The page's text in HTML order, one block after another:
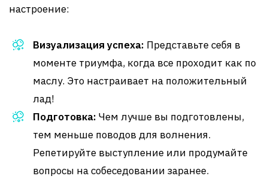
настроение:
Визуализация успеха: Представьте себя в
моменте триумфа, когда все проходит как по
маслу. Это настраивает на положительный
лад!
Подготовка: Чем лучше вы подготовлены,
тем меньше поводов для волнения.
Репетируйте выступление или продумайте
вопросы на собеседовании заранее.